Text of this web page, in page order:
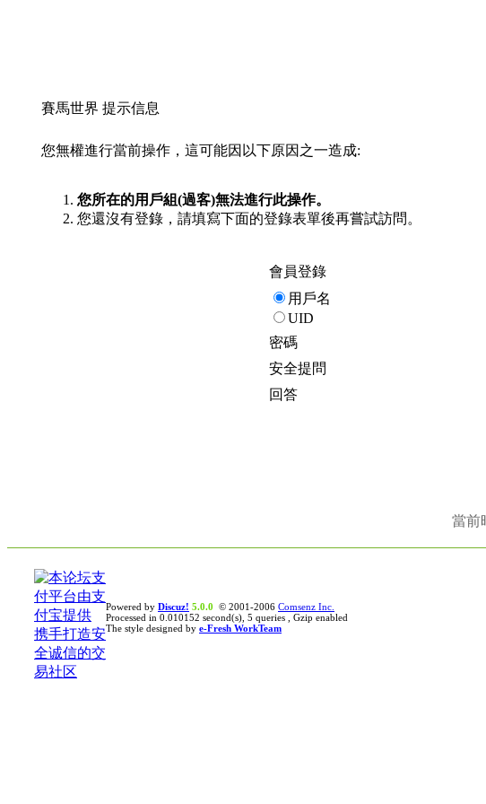
賽馬世界 提示信息
您無權進行當前操作，這可能因以下原因之一造成:
您所在的用戶組(過客)無法進行此操作。
您還沒有登錄，請填寫下面的登錄表單後再嘗試訪問。
會員登錄
用戶名
UID
密碼
安全提問
回答
當前
Powered by Discuz! 5.0.0 © 2001-2006 Comsenz Inc.
Processed in 0.010152 second(s), 5 queries , Gzip enabled
The style designed by e-Fresh WorkTeam